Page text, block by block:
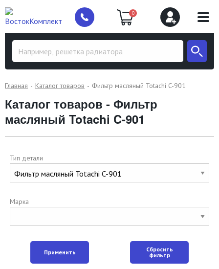
0
Главная Каталог товаров Фильтр масляный Totachi C-901
Каталог товаров - Фильтр
масляный Totachi C-901
Тип детали
Марка
Применить
Сбросить
фильтр